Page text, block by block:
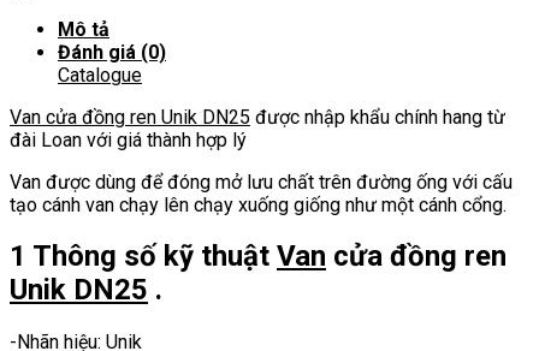
lượngMô tả
Đánh giá (0)
Catalogue
Van cửa đồng ren Unik DN25 được nhập khẩu chính hang từ
đài Loan với giá thành hợp lý
Van được dùng để đóng mở lưu chất trên đường ống với cấu
tạo cánh van chạy lên chạy xuống giống như một cánh cổng.
1 Thông số kỹ thuật Van cửa đồng ren
Unik DN25 .
-Nhãn hiệu: Unik